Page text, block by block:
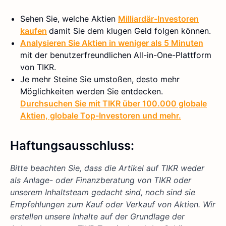
Sehen Sie, welche Aktien Milliardär-Investoren
kaufen damit Sie dem klugen Geld folgen können.
Analysieren Sie Aktien in weniger als 5 Minuten
mit der benutzerfreundlichen All-in-One-Plattform
von TIKR.
Je mehr Steine Sie umstoßen, desto mehr
Möglichkeiten werden Sie entdecken.
Durchsuchen Sie mit TIKR über 100.000 globale
Aktien, globale Top-Investoren und mehr.
Haftungsausschluss:
Bitte beachten Sie, dass die Artikel auf TIKR weder
als Anlage- oder Finanzberatung von TIKR oder
unserem Inhaltsteam gedacht sind, noch sind sie
Empfehlungen zum Kauf oder Verkauf von Aktien. Wir
erstellen unsere Inhalte auf der Grundlage der